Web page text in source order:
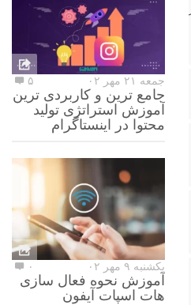
جمعه ۲۱ مهر ۰۲ ۵
جامع ترین و کاربردی ترین
آموزش استراتژی تولید
محتوا در اینستاگرام
یکشنبه ۹ مهر ۰۲ ۰
آموزش نحوه فعال سازی
هات اسپات آیفون